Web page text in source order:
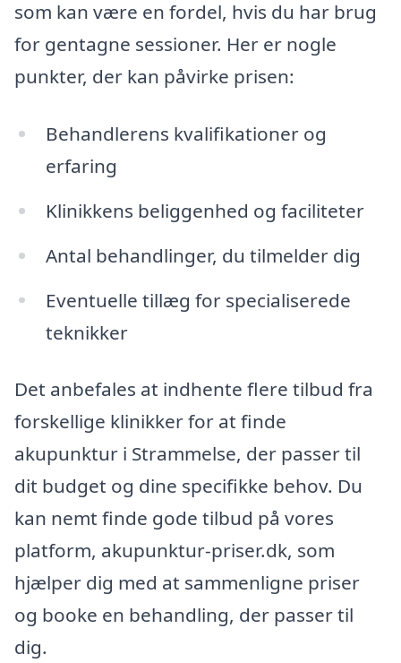
som kan være en fordel, hvis du har brug
for gentagne sessioner. Her er nogle
punkter, der kan påvirke prisen:
Behandlerens kvalifikationer og
erfaring
Klinikkens beliggenhed og faciliteter
Antal behandlinger, du tilmelder dig
Eventuelle tillæg for specialiserede
teknikker
Det anbefales at indhente flere tilbud fra
forskellige klinikker for at finde
akupunktur i Strammelse, der passer til
dit budget og dine specifikke behov. Du
kan nemt finde gode tilbud på vores
platform, akupunktur-priser.dk, som
hjælper dig med at sammenligne priser
og booke en behandling, der passer til
dig.